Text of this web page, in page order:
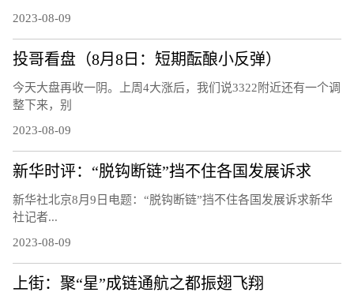
2023-08-09
投哥看盘（8月8日：短期酝酿小反弹）
今天大盘再收一阴。上周4大涨后，我们说3322附近还有一个调
整下来，别
2023-08-09
新华时评：“脱钩断链”挡不住各国发展诉求
新华社北京8月9日电题：“脱钩断链”挡不住各国发展诉求新华
社记者...
2023-08-09
上街：聚“星”成链通航之都振翅飞翔